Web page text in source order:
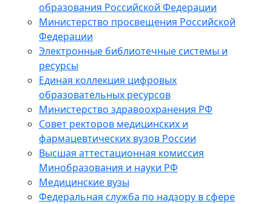
образования Российской Федерации
Министерство просвещения Российской
Федерации
Электронные библиотечные системы и
ресурсы
Единая коллекция цифровых
образовательных ресурсов
Министерство здравоохранения РФ
Совет ректоров медицинских и
фармацевтических вузов России
Высшая аттестационная комиссия
Минобразования и науки РФ
Медицинские вузы
Федеральная служба по надзору в сфере